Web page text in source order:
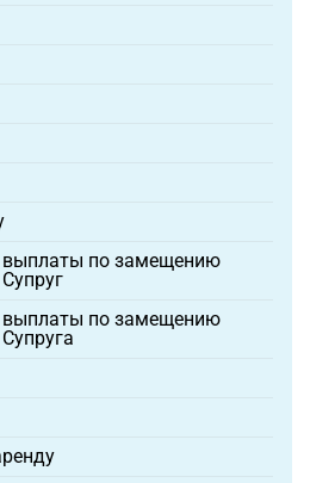
по замещению
по замещению